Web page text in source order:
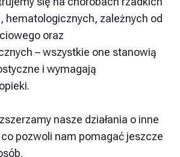
hematologicznych, zależnych od
oraz
– wszystkie one stanowią
i wymagają
nasze działania o inne
pozwoli nam pomagać jeszcze